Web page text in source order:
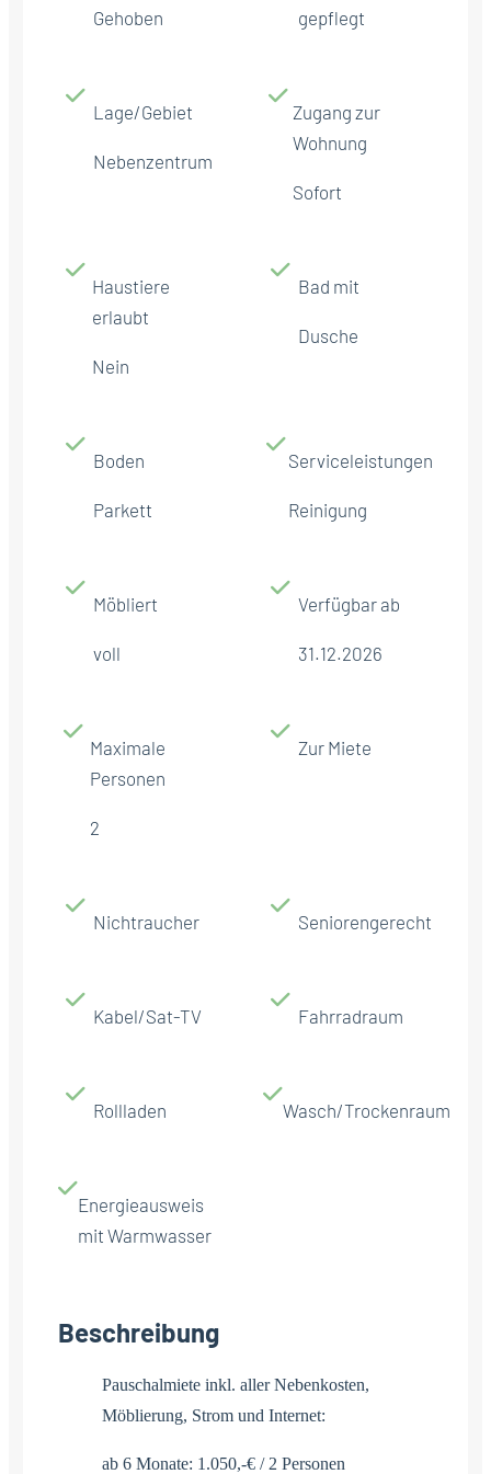
Gehoben gepflegt
Lage/Gebiet
Nebenzentrum
Zugang zur
Wohnung
Sofort
Haustiere
erlaubt
Nein
Bad mit
Dusche
Boden
Parkett
Serviceleistungen
Reinigung
Möbliert
voll
Verfügbar ab
31.12.2026
Maximale
Personen
2
Zur Miete
Nichtraucher Seniorengerecht
Kabel/Sat-TV Fahrradraum
Rollladen Wasch/Trockenraum
Energieausweis
mit Warmwasser
Beschreibung
Pauschalmiete inkl. aller Nebenkosten,
Möblierung, Strom und Internet:
ab 6 Monate: 1.050,-€ / 2 Personen